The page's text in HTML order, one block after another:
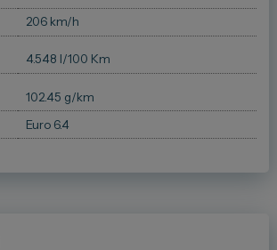
206 km/h
4.548 l/100 Km
102.45 g/km
Euro 6.4